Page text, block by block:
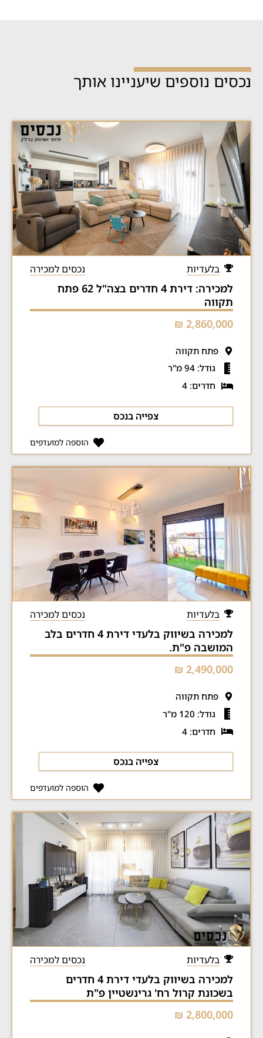
נכסים נוספים שיעניינו אותך
בלעדיות נכסים למכירה
למכירה: דירת 4 חדרים בצה"ל 62 פתח
תקווה
2,860,000 ₪
פתח תקווה
גודל: 94 מ"ר
חדרים: 4
צפייה בנכס
הוספה למועדפים
בלעדיות נכסים למכירה
למכירה בשיווק בלעדי דירת 4 חדרים בלב
המושבה פ"ת.
2,490,000 ₪
פתח תקווה
גודל: 120 מ"ר
חדרים: 4
צפייה בנכס
הוספה למועדפים
בלעדיות נכסים למכירה
למכירה בשיווק בלעדי דירת 4 חדרים
בשכונת קרול רח' גרינשטיין פ"ת
2,800,000 ₪